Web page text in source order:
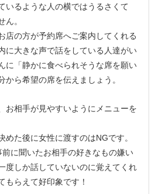
いるような人の横ではうるさくて
ん。
店の方が予約席へご案内してくれる
に大きな声で話をしている人達がい
に「静かに食べられそうな席を願い
から希望の席を伝えましょう。
相手が見やすいようにメニューを
めた後に女性に渡すのはNGです。
に聞いたお相手の好きなもの嫌い
度しか話していないのに覚えてくれ
もらえて好印象です！